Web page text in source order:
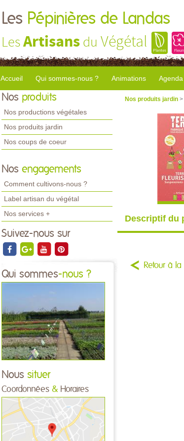
Les Pépinières de Landas
LesArtisans du Végétal
Accueil Qui sommes-nous ? Animations
Nos produits
Nos productions végétales
Nos produits jardin
Nos coups de coeur
Nos engagements
Comment cultivons-nous ?
Label artisan du végétal
Nos services +
Suivez-nous sur
Qui sommes-nous ?
Nous situer
Coordonnées & Horaires
Nos produits jardin
Descriptif du
Retour à la